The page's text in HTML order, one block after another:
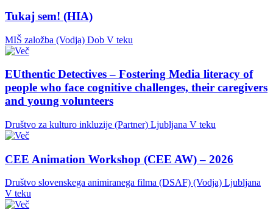
Tukaj sem! (HIA)
MIŠ založba (Vodja) Dob V teku
EUthentic Detectives – Fostering Media literacy of
people who face cognitive challenges, their caregivers
and young volunteers
Društvo za kulturo inkluzije (Partner) Ljubljana V teku
CEE Animation Workshop (CEE AW) – 2026
Društvo slovenskega animiranega filma (DSAF) (Vodja) Ljubljana
V teku